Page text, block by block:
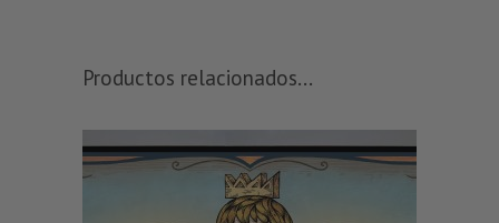
Productos relacionados...